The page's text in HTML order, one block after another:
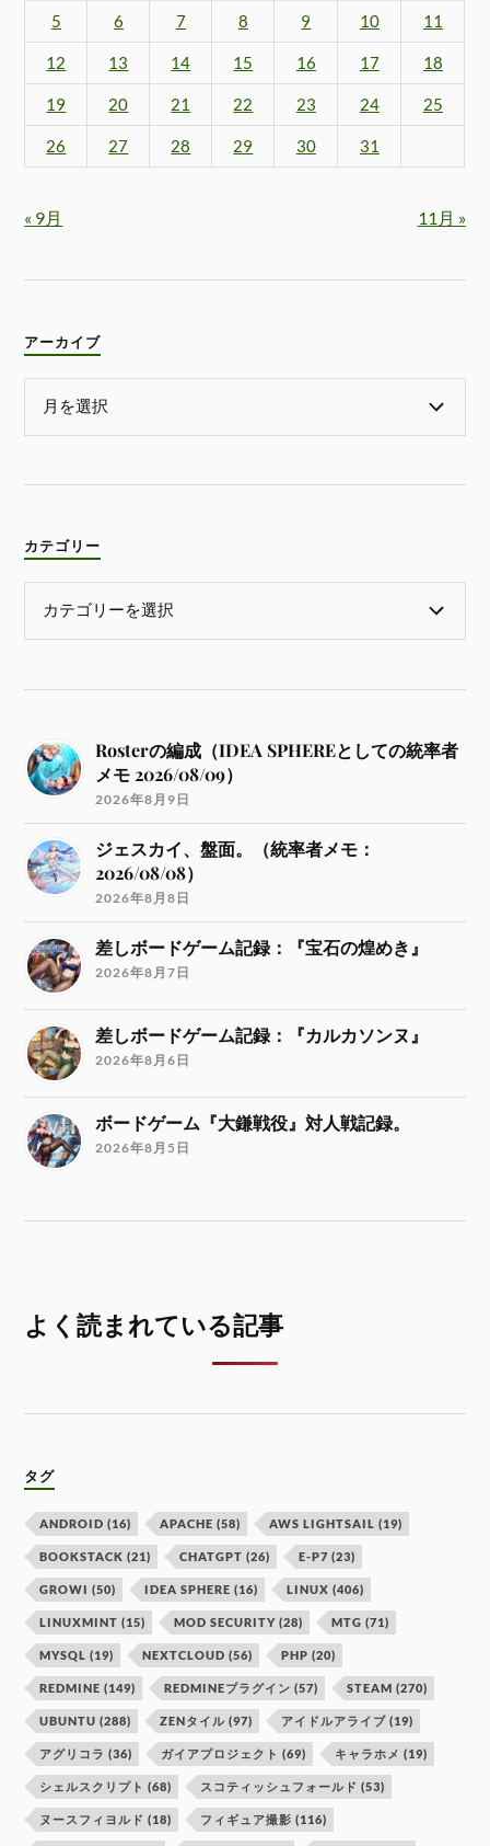
5 6 7 8 9 10 11
12 13 14 15 16 17 18
19 20 21 22 23 24 25
26 27 28 29 30 31
« 9月 11月 »
アーカイブ
カテゴリー
Rosterの編成（IDEA SPHEREとしての統率者
メモ 2026/08/09）
2026年8月9日
ジェスカイ、盤面。（統率者メモ：
2026/08/08）
2026年8月8日
差しボードゲーム記録：『宝石の煌めき』
2026年8月7日
差しボードゲーム記録：『カルカソンヌ』
2026年8月6日
ボードゲーム『大鎌戦役』対人戦記録。
2026年8月5日
よく読まれている記事
タグ
ANDROID (16) APACHE (58) AWS LIGHTSAIL (19)
BOOKSTACK (21) CHATGPT (26) E-P7 (23)
GROWI (50) IDEA SPHERE (16) LINUX (406)
LINUXMINT (15) MOD SECURITY (28) MTG (71)
MYSQL (19) NEXTCLOUD (56) PHP (20)
REDMINE (149) REDMINEプラグイン (57) STEAM (270)
UBUNTU (288) ZENタイル (97) アイドルアライブ (19)
アグリコラ (36) ガイアプロジェクト (69) キャラホメ (19)
シェルスクリプト (68) スコティッシュフォールド (53)
ヌースフィヨルド (18) フィギュア撮影 (116)